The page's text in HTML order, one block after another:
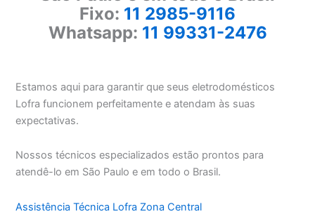
Fixo: 11 2985-9116
Whatsapp: 11 99331-2476
Estamos aqui para garantir que seus eletrodomésticos
Lofra funcionem perfeitamente e atendam às suas
expectativas.
Nossos técnicos especializados estão prontos para
atendê-lo em São Paulo e em todo o Brasil.
Assistência Técnica Lofra Zona Central